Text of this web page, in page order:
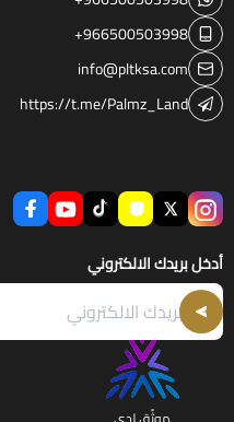
+966500503998
info@pltksa.com
https://t.me/Palmz_Land
أدخل بريدك الالكتروني